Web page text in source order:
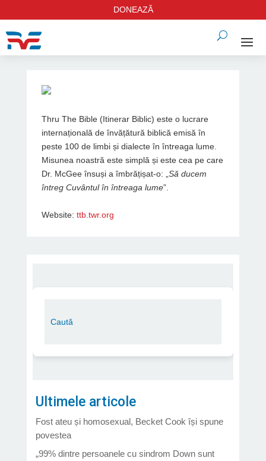
DONEAZĂ
Thru The Bible (Itinerar Biblic) este o lucrare
internațională de învățătură biblică emisă în
peste 100 de limbi și dialecte în întreaga lume.
Misunea noastră este simplă și este cea pe care
Dr. McGee însuși a îmbrățișat-o: „ Să ducem
întreg Cuvântul în întreaga lume”.
Website: ttb.twr.org
Ultimele articole
Fost ateu și homosexual, Becket Cook își spune
povestea
„99% dintre persoanele cu sindrom Down sunt